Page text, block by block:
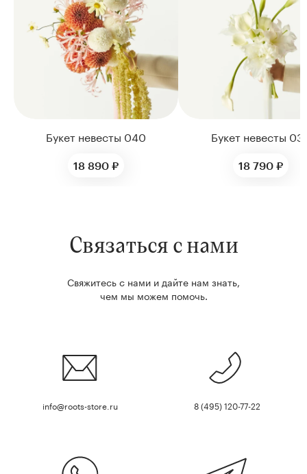
Букет невесты 040
18 890 ₽
Букет невесты
18 790 ₽
Связаться с нами
Свяжитесь с нами и дайте нам знать,
чем мы можем помочь.
info@roots-store.ru 8 (495) 120-77-22